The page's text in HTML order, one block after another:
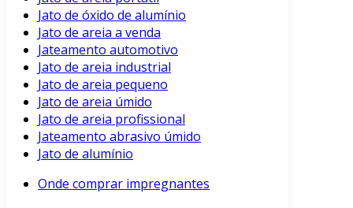
Jato de óxido de alumínio
Jato de areia a venda
Jateamento automotivo
Jato de areia industrial
Jato de areia pequeno
Jato de areia úmido
Jato de areia profissional
Jateamento abrasivo úmido
Jato de alumínio
Onde comprar impregnantes